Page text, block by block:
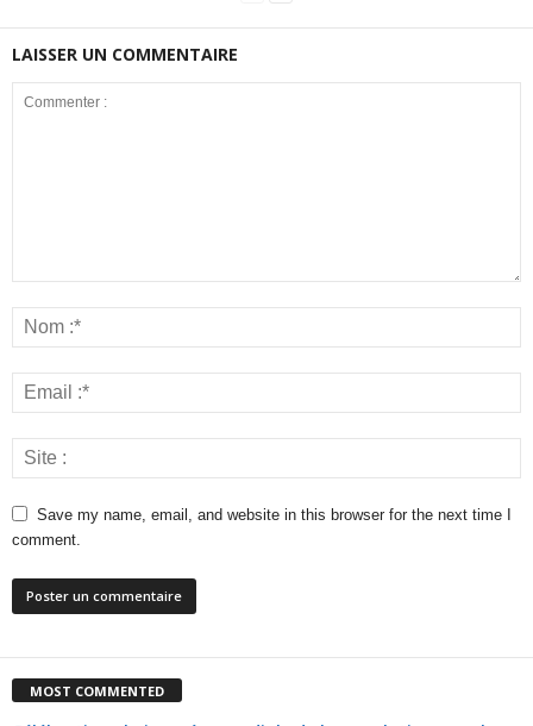
LAISSER UN COMMENTAIRE
Save my name, email, and website in this browser for the next time I
comment.
MOST COMMENTED